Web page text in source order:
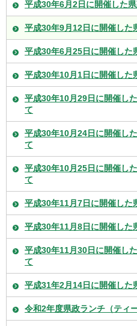
平成30年6月2日に開催した
平成30年9月12日に開催した
平成30年6月25日に開催した
平成30年10月1日に開催した
平成30年10月29日に開催し
て
平成30年10月24日に開催し
て
平成30年10月25日に開催し
て
平成30年11月7日に開催した
平成30年11月8日に開催した
平成30年11月30日に開催し
て
平成31年2月14日に開催した
令和2年度県政ランチ（ティ